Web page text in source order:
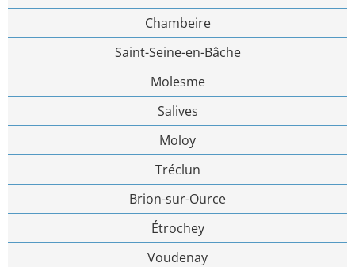
Chambeire
Saint-Seine-en-Bâche
Molesme
Salives
Moloy
Tréclun
Brion-sur-Ource
Étrochey
Voudenay